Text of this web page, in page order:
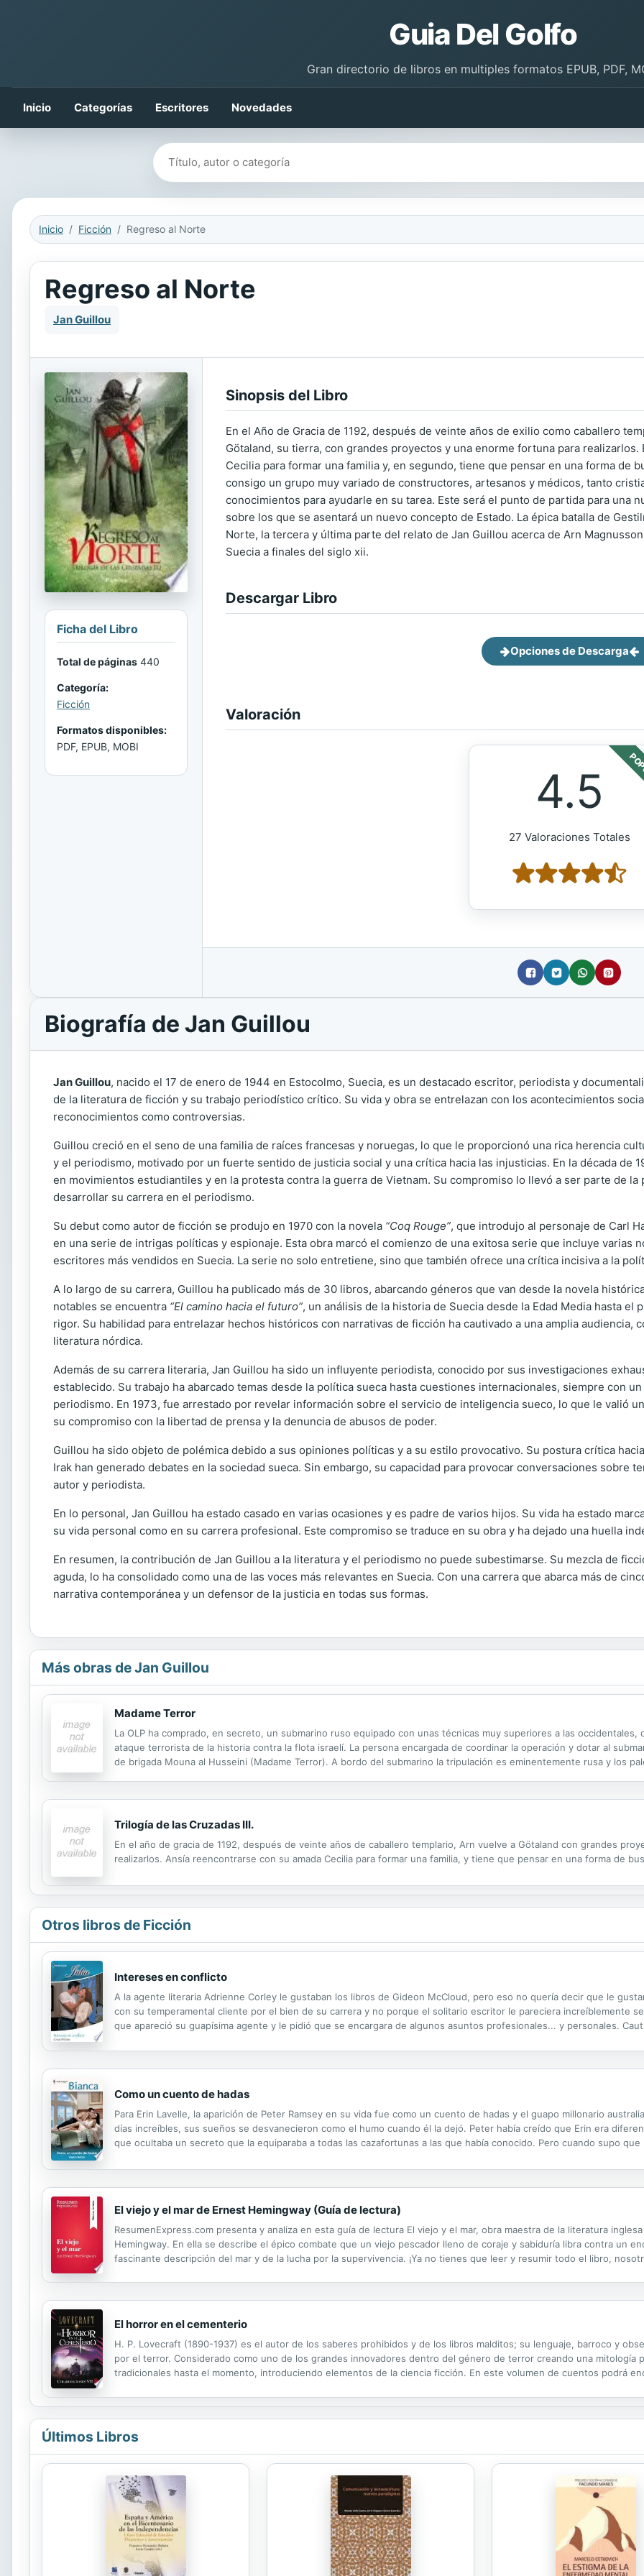
Guia Del Golfo
Gran directorio de libros en multiples formatos EPUB, PDF,
Inicio Categorías Escritores Novedades
Buscar libros
Inicio Ficción Regreso al Norte
Regreso al Norte
Jan Guillou
Ficha del Libro
Total de páginas 440
Categoría:
Ficción
Formatos disponibles:
PDF, EPUB, MOBI
Sinopsis del Libro
En el Año de Gracia de 1192, después de veinte años de exilio como caballero
Götaland, su tierra, con grandes proyectos y una enorme fortuna para
Cecilia para formar una familia y, en segundo, tiene que pensar en una forma de
consigo un grupo muy variado de constructores, artesanos y médicos, tanto
conocimientos para ayudarle en su tarea. Este será el punto de partida para una
sobre los que se asentará un nuevo concepto de Estado. La épica batalla de
Norte, la tercera y última parte del relato de Jan Guillou acerca de Arn
Suecia a finales del siglo xii.
Descargar Libro
Opciones de Descarga
Valoración
4.5
27 Valoraciones Totales
Biografía de Jan Guillou
Jan Guillou, nacido el 17 de enero de 1944 en Estocolmo, Suecia, es un destacado escritor, periodista y
de la literatura de ficción y su trabajo periodístico crítico. Su vida y obra se entrelazan con los acontecimientos
reconocimientos como controversias.
Guillou creció en el seno de una familia de raíces francesas y noruegas, lo que le proporcionó una rica herencia
y el periodismo, motivado por un fuerte sentido de justicia social y una crítica hacia las injusticias. En la década de
en movimientos estudiantiles y en la protesta contra la guerra de Vietnam. Su compromiso lo llevó a ser parte de
desarrollar su carrera en el periodismo.
Su debut como autor de ficción se produjo en 1970 con la novela “Coq Rouge”, que introdujo al personaje de Carl
en una serie de intrigas políticas y espionaje. Esta obra marcó el comienzo de una exitosa serie que incluye varias
escritores más vendidos en Suecia. La serie no solo entretiene, sino que también ofrece una crítica incisiva a la
A lo largo de su carrera, Guillou ha publicado más de 30 libros, abarcando géneros que van desde la novela
notables se encuentra “El camino hacia el futuro”, un análisis de la historia de Suecia desde la Edad Media hasta
rigor. Su habilidad para entrelazar hechos históricos con narrativas de ficción ha cautivado a una amplia
literatura nórdica.
Además de su carrera literaria, Jan Guillou ha sido un influyente periodista, conocido por sus investigaciones
establecido. Su trabajo ha abarcado temas desde la política sueca hasta cuestiones internacionales, siempre con
periodismo. En 1973, fue arrestado por revelar información sobre el servicio de inteligencia sueco, lo que le valió
su compromiso con la libertad de prensa y la denuncia de abusos de poder.
Guillou ha sido objeto de polémica debido a sus opiniones políticas y a su estilo provocativo. Su postura crítica
Irak han generado debates en la sociedad sueca. Sin embargo, su capacidad para provocar conversaciones sobre
autor y periodista.
En lo personal, Jan Guillou ha estado casado en varias ocasiones y es padre de varios hijos. Su vida ha estado
su vida personal como en su carrera profesional. Este compromiso se traduce en su obra y ha dejado una huella
En resumen, la contribución de Jan Guillou a la literatura y el periodismo no puede subestimarse. Su mezcla de
aguda, lo ha consolidado como una de las voces más relevantes en Suecia. Con una carrera que abarca más de
narrativa contemporánea y un defensor de la justicia en todas sus formas.
Más obras de Jan Guillou
Madame Terror
La OLP ha comprado, en secreto, un submarino ruso equipado con unas técnicas muy superiores a las
ataque terrorista de la historia contra la flota israelí. La persona encargada de coordinar la operación y dotar al
de brigada Mouna al Husseini (Madame Terror). A bordo del submarino la tripulación es eminentemente rusa y los
Trilogía de las Cruzadas III.
En el año de gracia de 1192, después de veinte años de caballero templario, Arn vuelve a Götaland con grandes
realizarlos. Ansía reencontrarse con su amada Cecilia para formar una familia, y tiene que pensar en una forma de
Otros libros de Ficción
Intereses en conflicto
A la agente literaria Adrienne Corley le gustaban los libros de Gideon McCloud, pero eso no quería decir que le
con su temperamental cliente por el bien de su carrera y no porque el solitario escritor le pareciera increíblemente
que apareció su guapísima agente y le pidió que se encargara de algunos asuntos profesionales... y personales.
Como un cuento de hadas
Para Erin Lavelle, la aparición de Peter Ramsey en su vida fue como un cuento de hadas y el guapo millonario
días increíbles, sus sueños se desvanecieron como el humo cuando él la dejó. Peter había creído que Erin era
que ocultaba un secreto que la equiparaba a todas las cazafortunas a las que había conocido. Pero cuando supo
El viejo y el mar de Ernest Hemingway (Guía de lectura)
ResumenExpress.com presenta y analiza en esta guía de lectura El viejo y el mar, obra maestra de la literatura
Hemingway. En ella se describe el épico combate que un viejo pescador lleno de coraje y sabiduría libra contra un
fascinante descripción del mar y de la lucha por la supervivencia. ¡Ya no tienes que leer y resumir todo el libro,
El horror en el cementerio
H. P. Lovecraft (1890-1937) es el autor de los saberes prohibidos y de los libros malditos; su lenguaje, barroco y
por el terror. Considerado como uno de los grandes innovadores dentro del género de terror creando una mitología
tradicionales hasta el momento, introduciendo elementos de la ciencia ficción. En este volumen de cuentos podrá
Últimos Libros